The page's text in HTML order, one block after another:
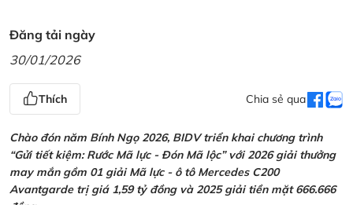
Đăng tải ngày
30/01/2026
Thích Chia sẻ qua
Chào đón năm Bính Ngọ 2026, BIDV triển khai chương trình
“Gửi tiết kiệm: Rước Mã lực - Đón Mã lộc” với 2026 giải thưởng
may mắn gồm 01 giải Mã lực - ô tô Mercedes C200
Avantgarde trị giá 1,59 tỷ đồng và 2025 giải tiền mặt 666.666